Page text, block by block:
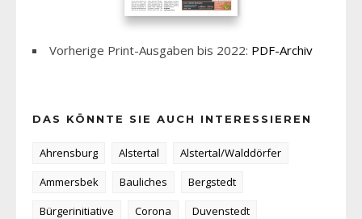
Vorherige Print-Ausgaben bis 2022: PDF-Archiv
DAS KÖNNTE SIE AUCH INTERESSIEREN
Ahrensburg Alstertal
Alstertal/Walddörfer
Ammersbek
Bauliches
Bergstedt
Bürgerinitiative
Corona
Duvenstedt